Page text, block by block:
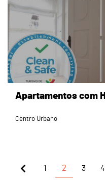
Apartamentos com
Centro Urbano
1 2 3 4